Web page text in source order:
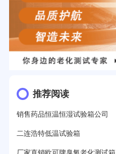
推荐阅读
销售药品恒温恒湿试验箱公司
二连浩特低温试验箱